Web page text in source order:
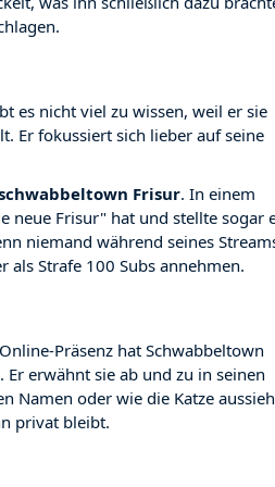
es nicht viel zu wissen, weil er sie
Er fokussiert sich lieber auf seine
Frisur. In einem
neue Frisur" hat und stellte sogar
niemand während seines
Strafe 100 Subs annehmen.
Präsenz hat Schwabbeltown
. Er erwähnt sie ab und zu in seinen
Namen oder wie die Katze
privat bleibt.